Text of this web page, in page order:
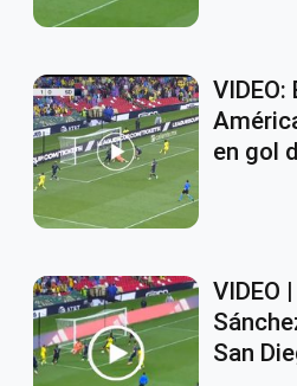
en gol
VIDEO
San